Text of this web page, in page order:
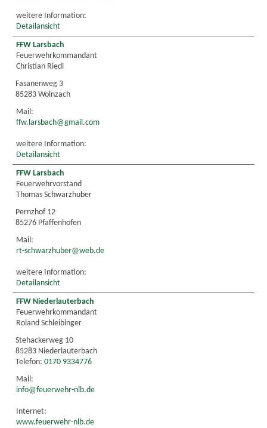
weitere Information:
Detailansicht
FFW Larsbach
Feuerwehrkommandant
Christian Riedl
Fasanenweg 3
85283 Wolnzach
Mail:
ffw.larsbach@gmail.com
weitere Information:
Detailansicht
FFW Larsbach
Feuerwehrvorstand
Thomas Schwarzhuber
Pernzhof 12
85276 Pfaffenhofen
Mail:
rt-schwarzhuber@web.de
weitere Information:
Detailansicht
FFW Niederlauterbach
Feuerwehrkommandant
Roland Schleibinger
Stehackerweg 10
85283 Niederlauterbach
Telefon: 0170 9334776
Mail:
info@feuerwehr-nlb.de
Internet:
www.feuerwehr-nlb.de